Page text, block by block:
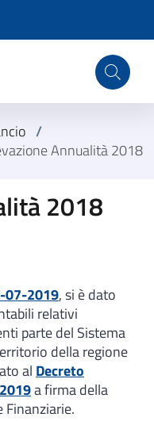
Campania
/
Annualità 2018
2018
07-2019, si è dato
relativi
parte del Sistema
della regione
al Decreto
a firma della
Finanziarie.